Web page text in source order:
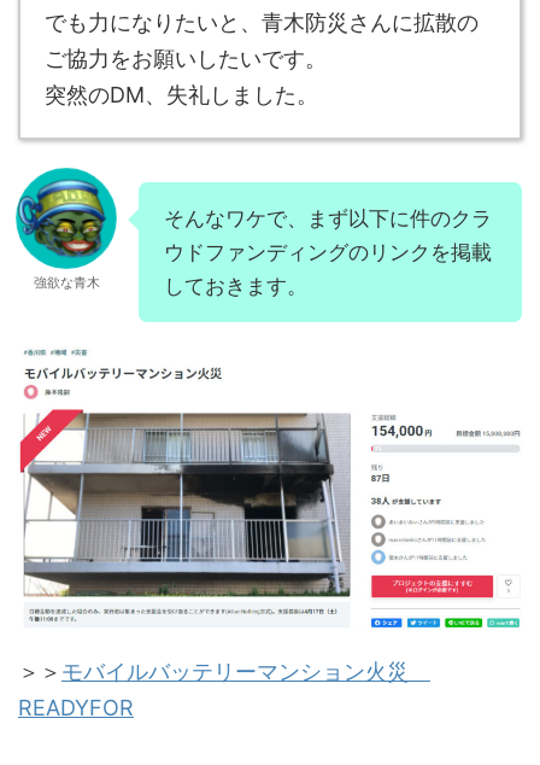
でも力になりたいと、青木防災さんに拡散の
ご協力をお願いしたいです。
突然のDM、失礼しました。
強欲な青木
そんなワケで、まず以下に件のクラ
ウドファンディングのリンクを掲載
しておきます。
＞＞ モバイルバッテリーマンション火災
READYFOR